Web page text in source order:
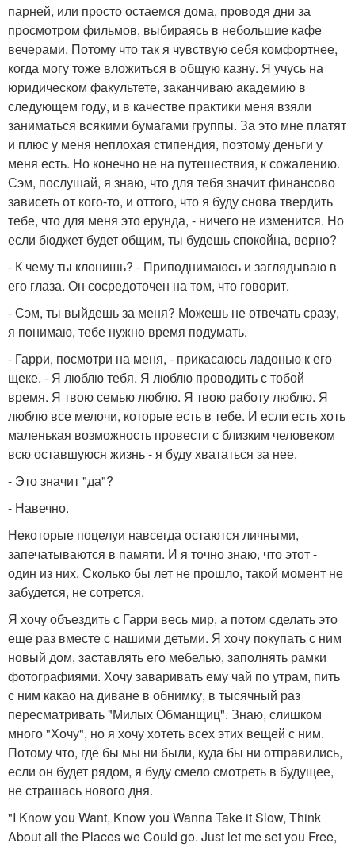
парней, или просто остаемся дома, проводя дни за
просмотром фильмов, выбираясь в небольшие кафе
вечерами. Потому что так я чувствую себя комфортнее,
когда могу тоже вложиться в общую казну. Я учусь на
юридическом факультете, заканчиваю академию в
следующем году, и в качестве практики меня взяли
заниматься всякими бумагами группы. За это мне платят
и плюс у меня неплохая стипендия, поэтому деньги у
меня есть. Но конечно не на путешествия, к сожалению.
Сэм, послушай, я знаю, что для тебя значит финансово
зависеть от кого-то, и оттого, что я буду снова твердить
тебе, что для меня это ерунда, - ничего не изменится. Но
если бюджет будет общим, ты будешь спокойна, верно?
- К чему ты клонишь? - Приподнимаюсь и заглядываю в
его глаза. Он сосредоточен на том, что говорит.
- Сэм, ты выйдешь за меня? Можешь не отвечать сразу,
я понимаю, тебе нужно время подумать.
- Гарри, посмотри на меня, - прикасаюсь ладонью к его
щеке. - Я люблю тебя. Я люблю проводить с тобой
время. Я твою семью люблю. Я твою работу люблю. Я
люблю все мелочи, которые есть в тебе. И если есть хоть
маленькая возможность провести с близким человеком
всю оставшуюся жизнь - я буду хвататься за нее.
- Это значит "да"?
- Навечно.
Некоторые поцелуи навсегда остаются личными,
запечатываются в памяти. И я точно знаю, что этот -
один из них. Сколько бы лет не прошло, такой момент не
забудется, не сотрется.
Я хочу объездить с Гарри весь мир, а потом сделать это
еще раз вместе с нашими детьми. Я хочу покупать с ним
новый дом, заставлять его мебелью, заполнять рамки
фотографиями. Хочу заваривать ему чай по утрам, пить
с ним какао на диване в обнимку, в тысячный раз
пересматривать "Милых Обманщиц". Знаю, слишком
много "Хочу", но я хочу хотеть всех этих вещей с ним.
Потому что, где бы мы ни были, куда бы ни отправились,
если он будет рядом, я буду смело смотреть в будущее,
не страшась нового дня.
"I Know you Want, Know you Wanna Take it Slow, Think
About all the Places we Could go. Just let me set you Free,